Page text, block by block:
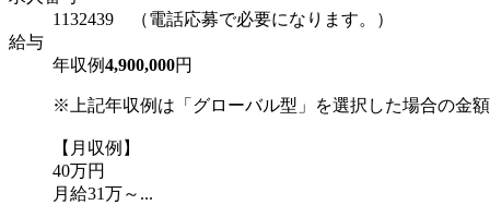
1132439 （電話応募で必要になります。）
給与
年収例4,900,000円
※上記年収例は「グローバル型」を選択した場合の金
【月収例】
40万円
月給31万～...